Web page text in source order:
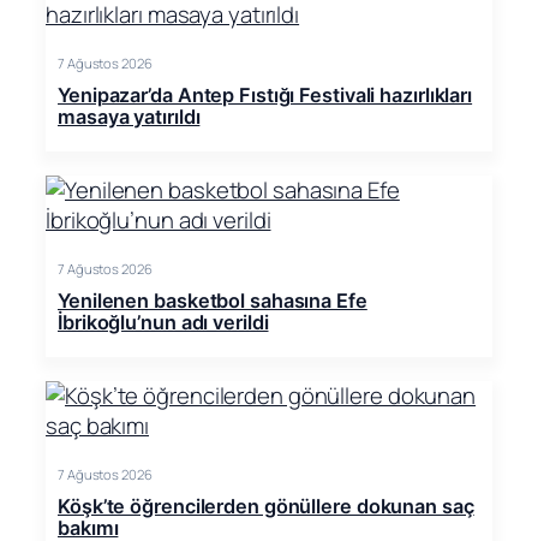
7 Ağustos 2026
Yenipazar’da Antep Fıstığı Festivali hazırlıkları
masaya yatırıldı
7 Ağustos 2026
Yenilenen basketbol sahasına Efe
İbrikoğlu’nun adı verildi
7 Ağustos 2026
Köşk’te öğrencilerden gönüllere dokunan saç
bakımı